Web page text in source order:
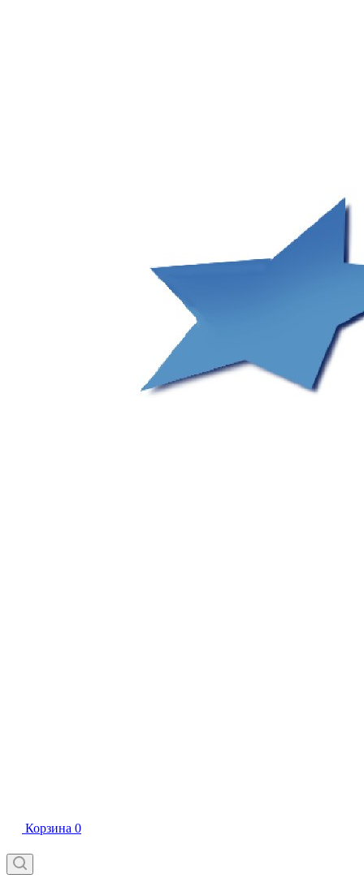
Корзина 0